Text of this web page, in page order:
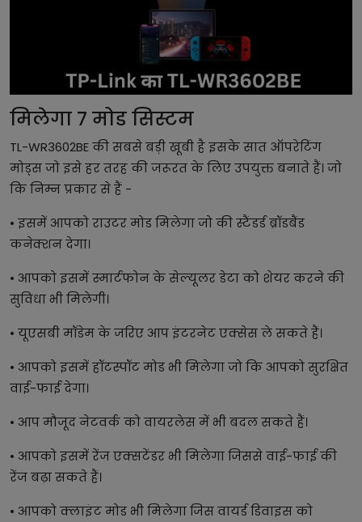
मिलेगा 7 मोड सिस्टम
TL-WR3602BE की सबसे बड़ी खूबी है इसके सात ऑपरेटिंग
मोड्स जो इसे हर तरह की जरूरत के लिए उपयुक्त बनाते हैं। जो
कि निम्न प्रकार से हैं -
• इसमें आपको राउटर मोड मिलेगा जो की स्टैंडर्ड ब्रॉडबैंड
कनेक्शन देगा।
• आपको इसमें स्मार्टफोन के सेल्यूलर डेटा को शेयर करने की
सुविधा भी मिलेगी।
• यूएसबी मॉडेम के जरिए आप इंटरनेट एक्सेस ले सकते हैं।
• आपको इसमें हॉटस्पॉट मोड भी मिलेगा जो कि आपको सुरक्षित
वाई-फाई देगा।
• आप मौजूद नेटवर्क को वायरलेस में भी बदल सकते हैं।
• आपको इसमें रेंज एक्सटेंडर भी मिलेगा जिससे वाई-फाई की
रेंज बढ़ा सकते हैं।
• आपको क्लाइंट मोड भी मिलेगा जिस वायर्ड डिवाइस को